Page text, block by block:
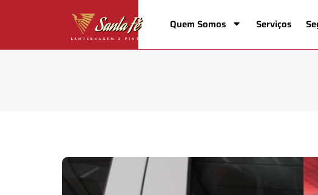
Quem Somos Serviços